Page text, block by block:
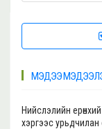
МЭДЭЭ
Нийслэлийн
хэргээс урьдчилан